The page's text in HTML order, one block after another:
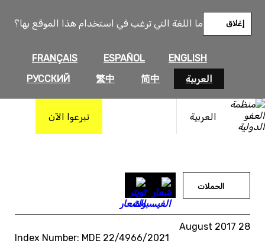
ما اللغة التي ترغب في استخدام هذا الموقع بها؟
ENGLISH
ESPAÑOL
FRANÇAIS
العربية
简中
繁中
РУССКИЙ
إغلاق
العربية تبرعوا الآن
المحتوى
الحملات
28 August 2017
Index Number: MDE 22/4966/2021